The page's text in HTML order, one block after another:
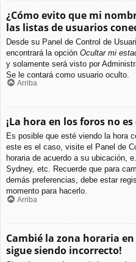
¿Cómo evito que mi
las listas de usuarios
Desde su Panel de Control de
encontrará la opción Ocultar mi
y solamente será visto por
Se le contará como usuario oculto.
Arriba
¡La hora en los foros no
Es posible que esté viendo la hora
este es el caso, visite el Panel de
horaria de acuerdo a su ubicación,
Sydney, etc. Recuerde que para
demás preferencias, debe estar
momento para hacerlo.
Arriba
Cambié la zona horaria
sigue siendo incorrecto!